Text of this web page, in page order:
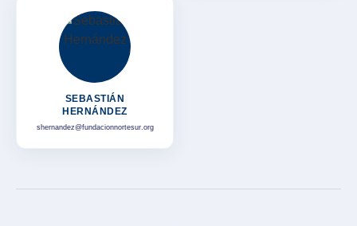
SEBASTIÁN
HERNÁNDEZ
shernandez@fundacionnortesur.org